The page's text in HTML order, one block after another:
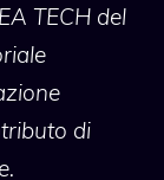
TECH del
di